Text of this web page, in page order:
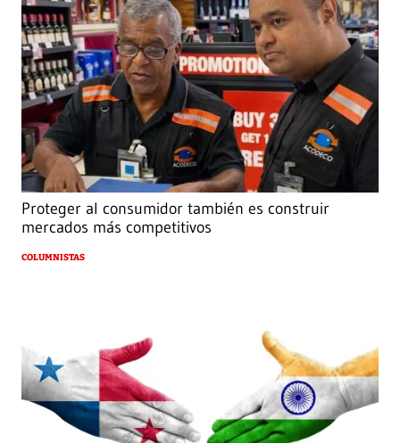
Proteger al consumidor también es construir
mercados más competitivos
COLUMNISTAS